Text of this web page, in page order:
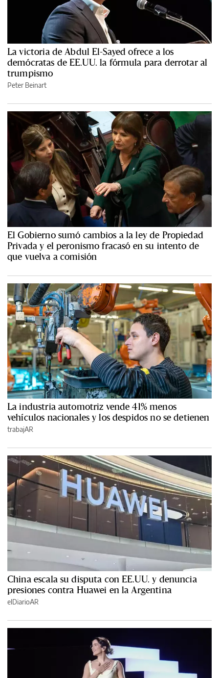
La victoria de Abdul El-Sayed ofrece a los
demócratas de EE.UU. la fórmula para derrotar al
trumpismo
Peter Beinart
El Gobierno sumó cambios a la ley de Propiedad
Privada y el peronismo fracasó en su intento de
que vuelva a comisión
La industria automotriz vende 41% menos
vehículos nacionales y los despidos no se detienen
trabajAR
China escala su disputa con EE.UU. y denuncia
presiones contra Huawei en la Argentina
elDiarioAR